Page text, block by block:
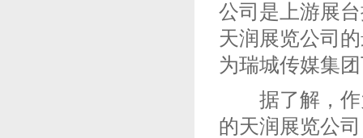
公司是上游展
天润展览公司
为瑞城传媒集
据了解，作
的天润展览公